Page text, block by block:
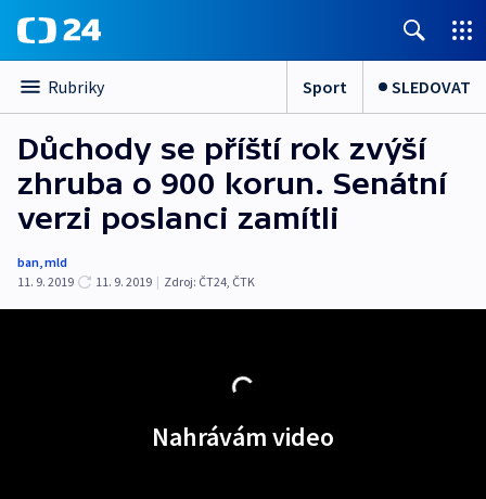
Rubriky Sport SLEDOVAT
Důchody se příští rok zvýší
zhruba o 900 korun. Senátní
verzi poslanci zamítli
ban,mld
11. 9. 2019
11. 9. 2019 | Zdroj: ČT24, ČTK
Nahrávám video